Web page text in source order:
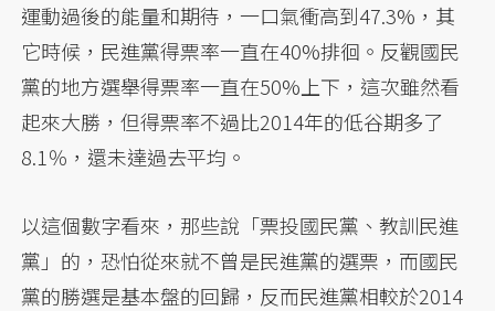
運動過後的能量和期待，一口氣衝高到47.3%，其
它時候，民進黨得票率一直在40%排徊。反觀國民
黨的地方選舉得票率一直在50%上下，這次雖然看
起來大勝，但得票率不過比2014年的低谷期多了
8.1％，還未達過去平均。
以這個數字看來，那些說「票投國民黨、教訓民進
黨」的，恐怕從來就不曾是民進黨的選票，而國民
黨的勝選是基本盤的回歸，反而民進黨相較於2014